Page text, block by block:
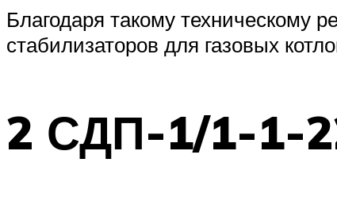
Благодаря такому
стабилизаторов для газовых
2 СДП-1/1-1-